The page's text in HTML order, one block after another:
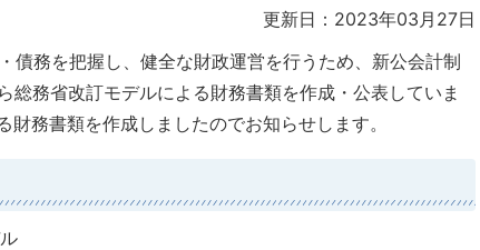
更新日：2023年03月27日
債務を把握し、健全な財政運営を行うため、新公会計制
総務省改訂モデルによる財務書類を作成・公表していま
務書類を作成しましたのでお知らせします。